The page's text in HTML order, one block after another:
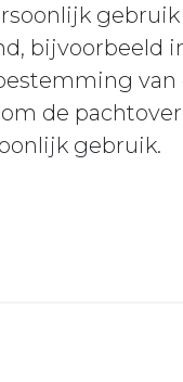
bijvoorbeeld
van
de
gebruik.